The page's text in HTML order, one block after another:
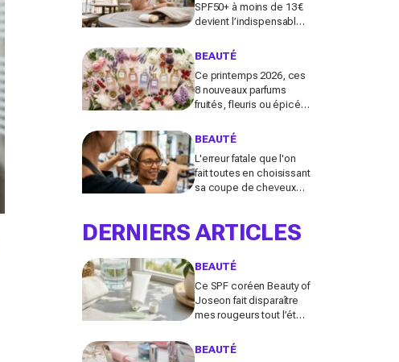
SPF50+ à moins de 13 €
devient l’indispensable
pour éviter les dégâts du
BEAUTÉ
Ce printemps 2026, ces
8 nouveaux parfums
fruités, fleuris ou épicés
Guerlain vont booster
BEAUTÉ
L'erreur fatale que l'on
fait toutes en choisissant
sa coupe de cheveux
DERNIERS ARTICLES
BEAUTÉ
Ce SPF coréen Beauty of
Joseon fait disparaître
mes rougeurs tout l’été
votre fond de teint
BEAUTÉ